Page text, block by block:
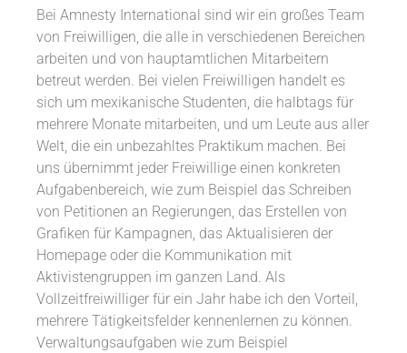
Bei Amnesty International sind wir ein großes Team
von Freiwilligen, die alle in verschiedenen Bereichen
arbeiten und von hauptamtlichen Mitarbeitern
betreut werden. Bei vielen Freiwilligen handelt es
sich um mexikanische Studenten, die halbtags für
mehrere Monate mitarbeiten, und um Leute aus aller
Welt, die ein unbezahltes Praktikum machen. Bei
uns übernimmt jeder Freiwillige einen konkreten
Aufgabenbereich, wie zum Beispiel das Schreiben
von Petitionen an Regierungen, das Erstellen von
Grafiken für Kampagnen, das Aktualisieren der
Homepage oder die Kommunikation mit
Aktivistengruppen im ganzen Land. Als
Vollzeitfreiwilliger für ein Jahr habe ich den Vorteil,
mehrere Tätigkeitsfelder kennenlernen zu können.
Verwaltungsaufgaben wie zum Beispiel